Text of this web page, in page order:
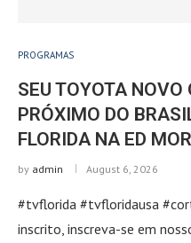
PROGRAMAS
SEU TOYOTA
PRÓXIMO DO
FLORIDA NA ED
by admin August 6, 2026
#tvflorida #tvfloridausa
inscrito, inscreva-se em